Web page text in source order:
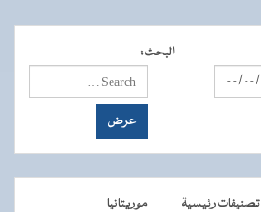
البحث:
تصنيفات رئيسية
موريتانيا